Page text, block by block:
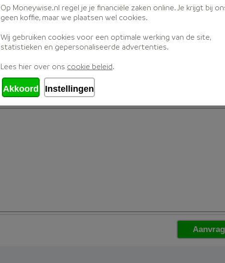
Op Moneywise.nl regel je je financiële zaken online. Je krijgt bij
geen koffie, maar we plaatsen wel cookies.
Wij gebruiken cookies voor een optimale werking van de site,
statistieken en gepersonaliseerde advertenties.
Lees hier over ons cookie beleid.
Akkoord Instellingen